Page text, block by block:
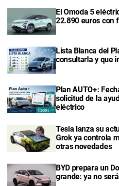
El Omoda 5
22.890 euros con
Lista Blanca del
consultarla y que
Plan AUTO+:
solicitud de la
eléctrico
Tesla lanza su
Grok ya controla
otras novedades
BYD prepara un
grande: ya no